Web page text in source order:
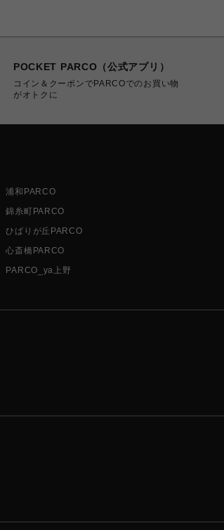
POCKET PARCO（公式アプリ）
コイン＆クーポンでPARCOでのお買い物
がオトクに
浦和PARCO
錦糸町PARCO
ひばりが丘PARCO
心斎橋PARCO
PARCO_ya上野